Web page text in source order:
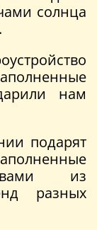
солнца
нам
подарят
из
разных